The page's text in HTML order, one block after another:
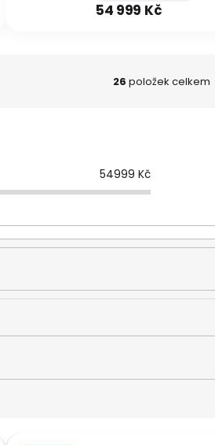
54 999 Kč
26 položek celkem
54999 Kč